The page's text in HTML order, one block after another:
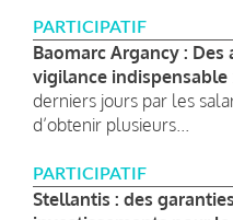
PARTICIPATIF
Baomarc Argancy :
vigilance indispensable
derniers jours par les
d’obtenir plusieurs...
PARTICIPATIF
Stellantis : des